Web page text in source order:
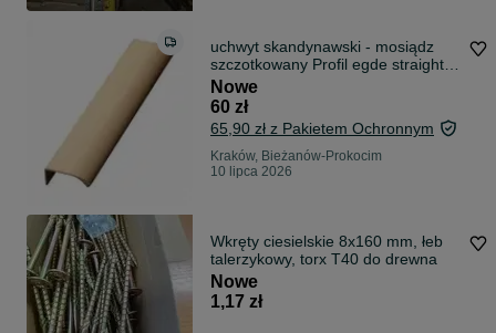
uchwyt skandynawski - mosiądz
szczotkowany Profil egde straight
200.
Nowe
60 zł
65,90 zł z Pakietem Ochronnym
Kraków, Bieżanów-Prokocim
10 lipca 2026
Wkręty ciesielskie 8x160 mm, łeb
talerzykowy, torx T40 do drewna
Nowe
1,17 zł